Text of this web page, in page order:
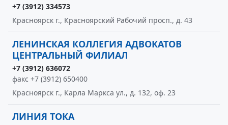
+7 (3912) 334573
Красноярск г., Красноярский Рабочий просп., д. 43
ЛЕНИНСКАЯ КОЛЛЕГИЯ АДВОКАТОВ
ЦЕНТРАЛЬНЫЙ ФИЛИАЛ
+7 (3912) 636072
факс +7 (3912) 650400
Красноярск г., Карла Маркса ул., д. 132, оф. 23
ЛИНИЯ ТОКА